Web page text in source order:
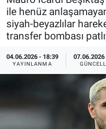
ile henüz
siyah-beyazlılar
transfer bombası
04.06.2026 - 18:39
YAYINLANMA
07.06.2026
Trend
Özel Haberler
Yazarlar
Ekonomi
Dünya
Medya
Kadın
Son Dakika Haberleri
Haber Arşivi